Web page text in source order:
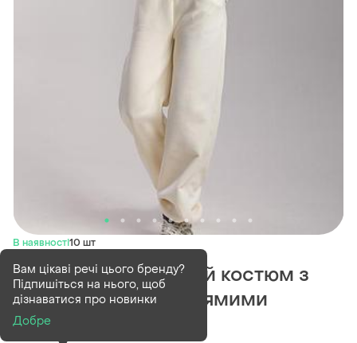
В наявності10 шт
Спортивний жіночий костюм з
коротким худі та прямими
штанами
Вам цікаві речі цього бренду?
Підпишіться на нього, щоб
дізнаватися про новинки
Добре